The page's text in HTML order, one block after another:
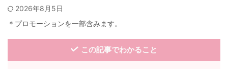
2026年8月5日
＊プロモーションを一部含みます。
この記事でわかること